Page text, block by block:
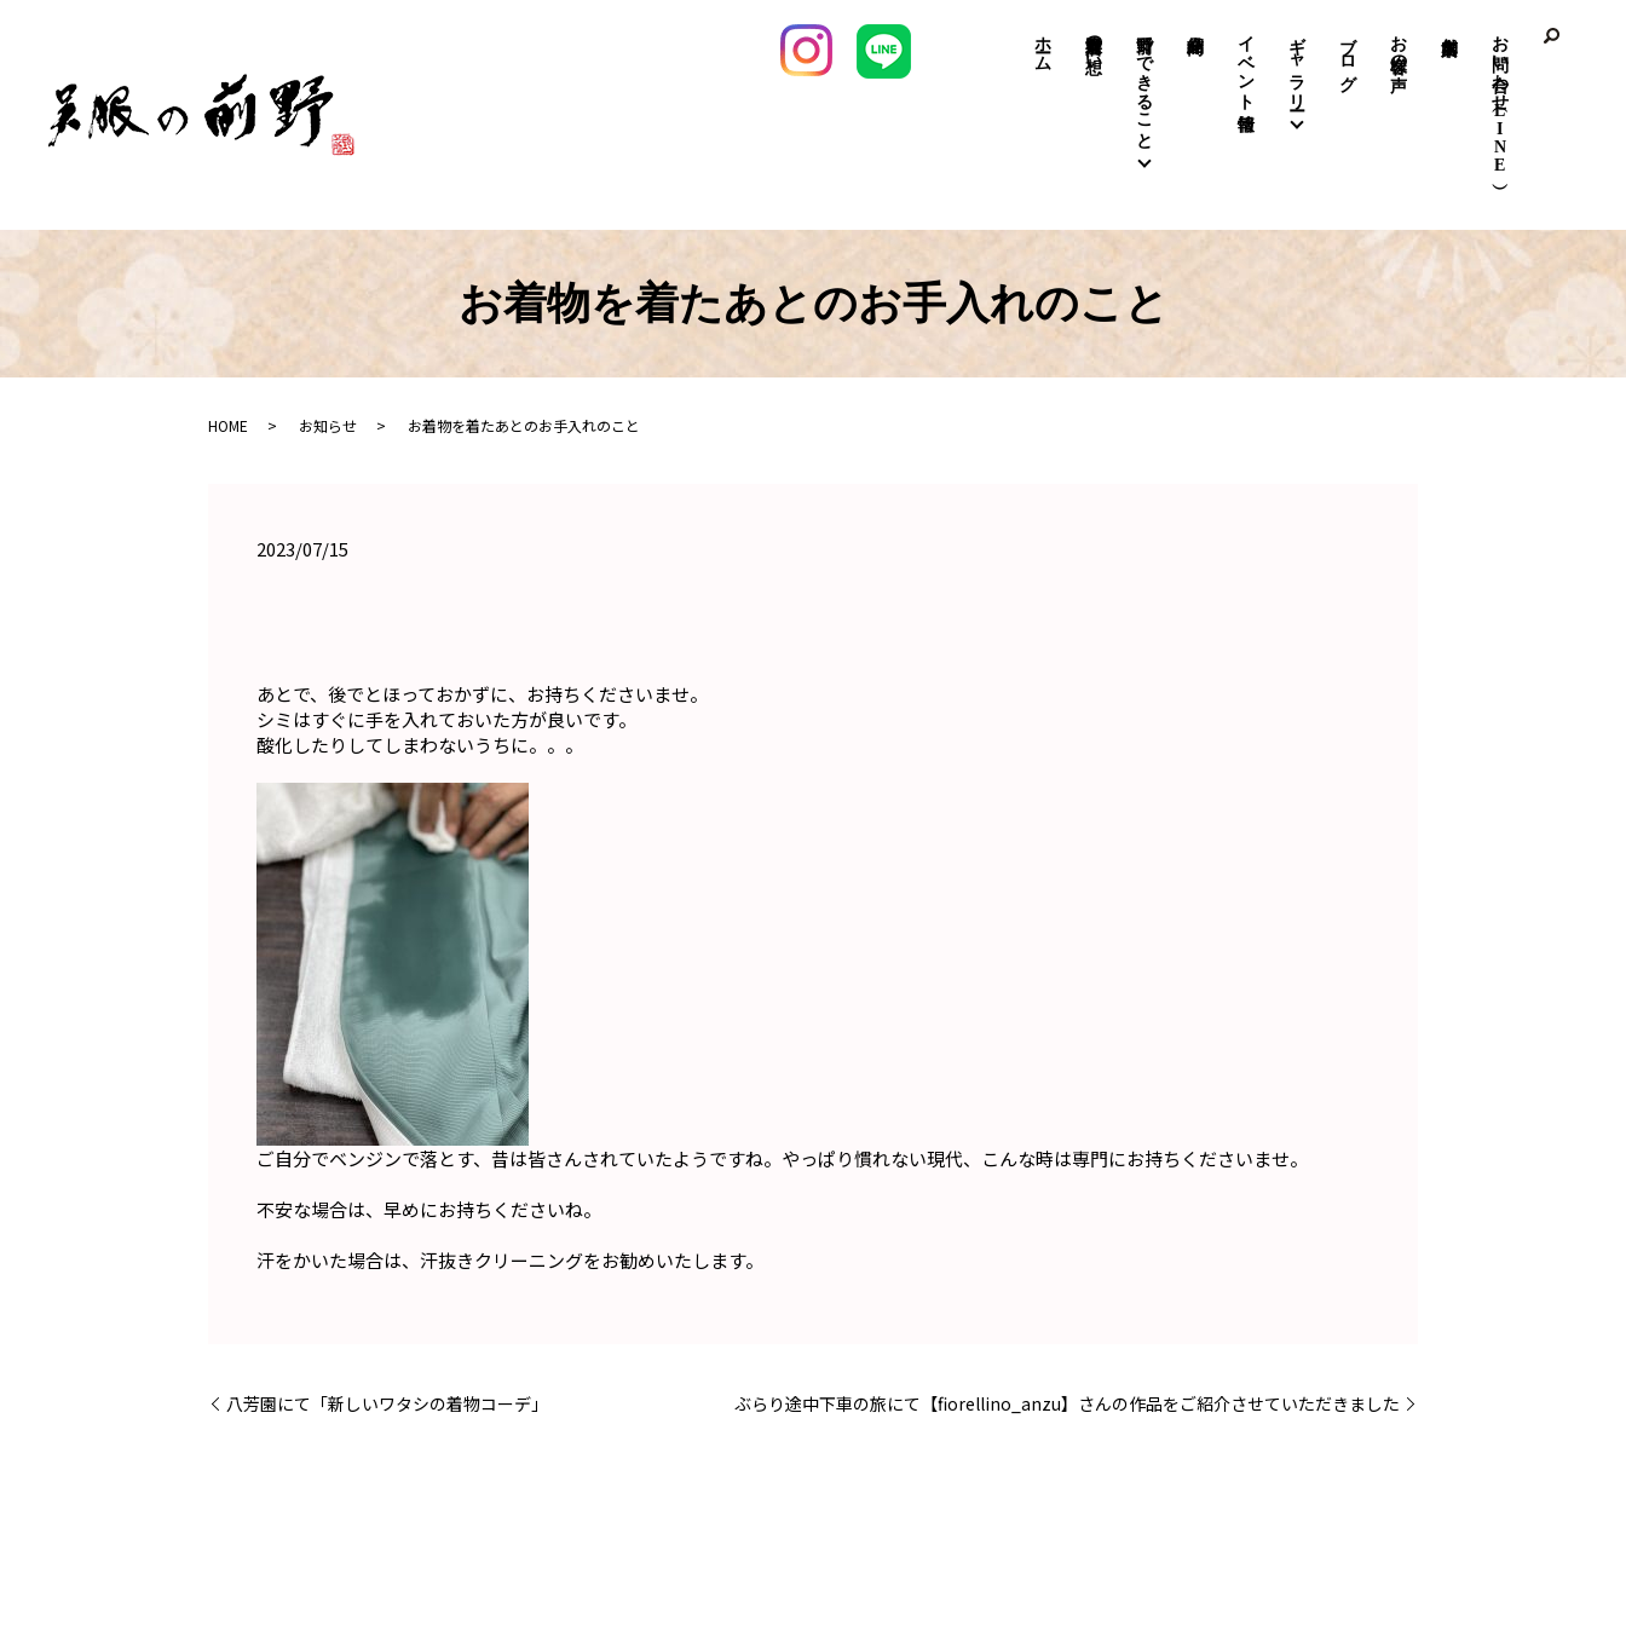
ホーム 前野呉服店の想い 前野でできること イベント情報 ギャラリー ブログ お客様の声 お問い合わせ（LINE）
お着物を着たあとのお手入れのこと
HOME お知らせ お着物を着たあとのお手入れのこと
2023/07/15
あとで、後でとほっておかずに、お持ちくださいませ。
シミはすぐに手を入れておいた方が良いです。
酸化したりしてしまわないうちに。。。
ご自分でベンジンで落とす、昔は皆さんされていたようですね。やっぱり慣れない現代、こんな時は専門にお持ちくださいませ。
不安な場合は、早めにお持ちくださいね。
汗をかいた場合は、汗抜きクリーニングをお勧めいたします。
八芳園にて「新しいワタシの着物コーデ」 ぶらり途中下車の旅にて【fiorellino_anzu】さんの作品をご紹介させていただきました